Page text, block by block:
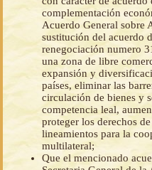
complementación
Acuerdo General sobre
sustitución del acuerdo
renegociación numero
una zona de libre
expansión y
países, eliminar las
circulación de bienes y
competencia leal,
proteger los derechos
lineamientos para la
multilateral;
Que el mencionado